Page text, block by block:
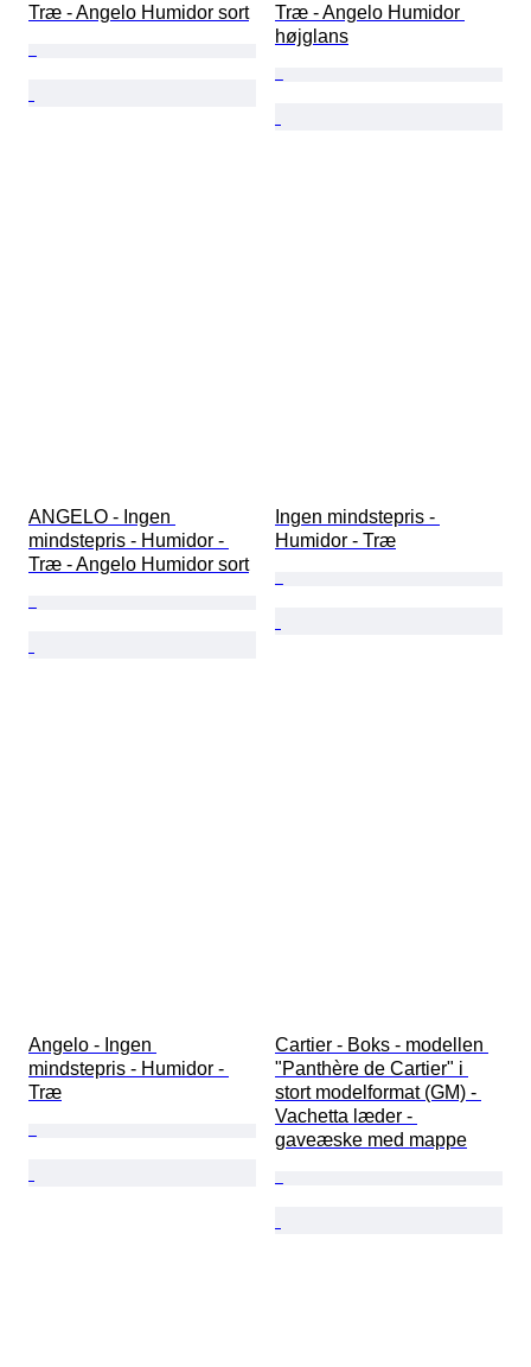
Træ - Angelo Humidor sort
Træ - Angelo Humidor
højglans
ANGELO - Ingen
mindstepris - Humidor -
Træ - Angelo Humidor sort
Ingen mindstepris -
Humidor - Træ
Angelo - Ingen
mindstepris - Humidor -
Træ
Cartier - Boks - modellen
"Panthère de Cartier" i
stort modelformat (GM) -
Vachetta læder -
gaveæske med mappe